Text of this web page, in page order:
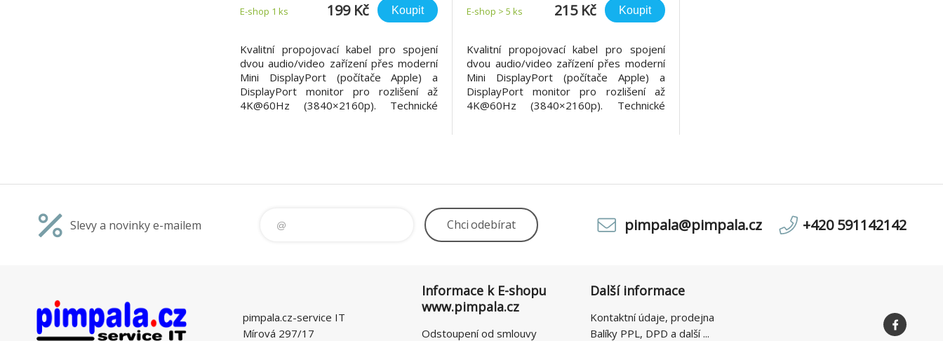
E-shop 1 ks 199 Kč Koupit
Kvalitní propojovací kabel pro spojení
dvou audio/video zařízení přes moderní
Mini DisplayPort (počítače Apple) a
DisplayPort monitor pro rozlišení až
4K@60Hz (3840×2160p). Technické
E-shop > 5 ks 215 Kč Koupit
Kvalitní propojovací kabel pro spojení
dvou audio/video zařízení přes moderní
Mini DisplayPort (počítače Apple) a
DisplayPort monitor pro rozlišení až
4K@60Hz (3840×2160p). Technické
Slevy a novinky e-mailem Chciodebírat pimpala@pimpala.cz +420 591142142
pimpala.cz-service IT
Mírová 297/17
Informace k E-shopu
www.pimpala.cz
Odstoupení od smlouvy
Další informace
Kontaktní údaje, prodejna
Balíky PPL, DPD a další ...